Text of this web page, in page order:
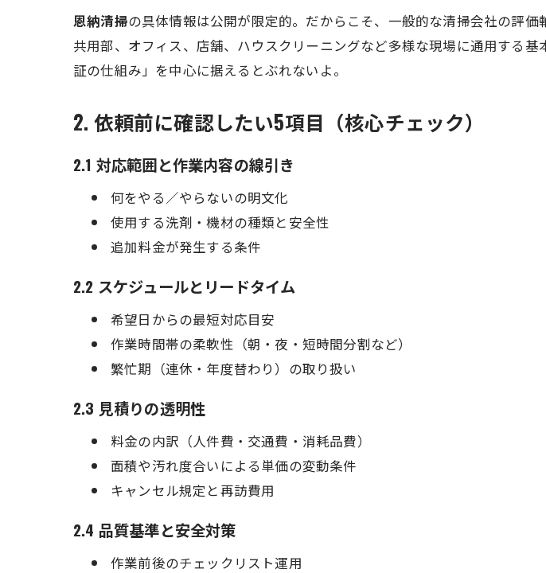
恩納清掃の具体情報は公開が限定的。だからこそ、一般的な清掃会社の評
共用部、オフィス、店舗、ハウスクリーニングなど多様な現場に通用する
証の仕組み」を中心に据えるとぶれないよ。
2. 依頼前に確認したい5項目（核心チェック）
2.1 対応範囲と作業内容の線引き
何をやる／やらないの明文化
使用する洗剤・機材の種類と安全性
追加料金が発生する条件
2.2 スケジュールとリードタイム
希望日からの最短対応目安
作業時間帯の柔軟性（朝・夜・短時間分割など）
繁忙期（連休・年度替わり）の取り扱い
2.3 見積りの透明性
料金の内訳（人件費・交通費・消耗品費）
面積や汚れ度合いによる単価の変動条件
キャンセル規定と再訪費用
2.4 品質基準と安全対策
作業前後のチェックリスト運用